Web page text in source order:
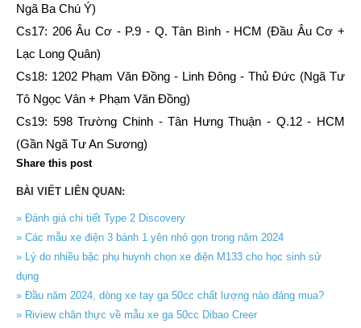
Ngã Ba Chú Ý)
Cs17: 206 Âu Cơ - P.9 - Q. Tân Bình - HCM (Đầu Âu Cơ +
Lạc Long Quân)
Cs18: 1202 Phạm Văn Đồng - Linh Đông - Thủ Đức (Ngã Tư
Tô Ngọc Vân + Phạm Văn Đồng)
Cs19: 598 Trường Chinh - Tân Hưng Thuận - Q.12 - HCM
(Gần Ngã Tư An Sương)
Share this post
BÀI VIẾT LIÊN QUAN:
» Đánh giá chi tiết Type 2 Discovery
» Các mẫu xe điện 3 bánh 1 yên nhỏ gọn trong năm 2024
» Lý do nhiều bậc phụ huynh chọn xe điện M133 cho học sinh sử
dụng
» Đầu năm 2024, dòng xe tay ga 50cc chất lượng nào đáng mua?
» Riview chân thực về mẫu xe ga 50cc Dibao Creer